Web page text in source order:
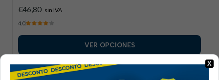
€46,80 sin IVA
4.0
VER OPCIONES
|Portwest
X